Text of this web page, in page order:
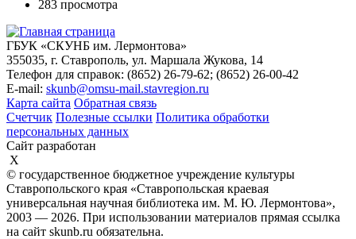
283 просмотра
ГБУК «СКУНБ им. Лермонтова»
355035, г. Ставрополь, ул. Маршала Жукова, 14
Телефон для справок: (8652) 26-79-62; (8652) 26-00-42
E-mail: skunb@omsu-mail.stavregion.ru
Карта сайта Обратная связь
Счетчик Полезные ссылки Политика обработки
персональных данных
Сайт разработан
X
© государственное бюджетное учреждение культуры
Ставропольского края «Ставропольская краевая
универсальная научная библиотека им. М. Ю. Лермонтова»,
2003 — 2026. При использовании материалов прямая ссылка
на сайт skunb.ru обязательна.